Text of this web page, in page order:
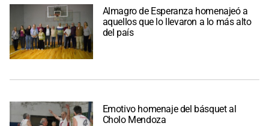
Almagro de Esperanza homenajeó a
aquellos que lo llevaron a lo más alto
del país
Emotivo homenaje del básquet al
Cholo Mendoza